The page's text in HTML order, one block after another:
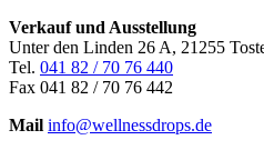
Verkauf und Ausstellung
Unter den Linden 26 A, 21255
Tel. 041 82 / 70 76 440
Fax 041 82 / 70 76 442
Mail info@wellnessdrops.de